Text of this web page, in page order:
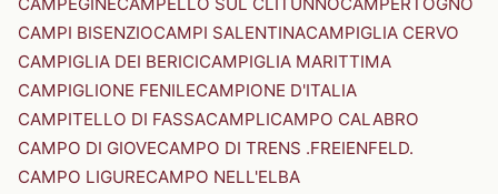
CAMPI BISENZIOCAMPI SALENTINACAMPIGLIA CERVO
CAMPIGLIA DEI BERICICAMPIGLIA MARITTIMA
CAMPIGLIONE FENILECAMPIONE D'ITALIA
CAMPITELLO DI FASSACAMPLICAMPO CALABRO
CAMPO DI GIOVECAMPO DI TRENS .FREIENFELD.
CAMPO LIGURECAMPO NELL'ELBA